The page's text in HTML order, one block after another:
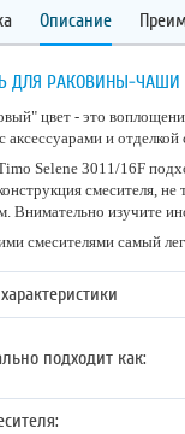
Описание
ДЛЯ РАКОВИНЫ-ЧАШИ
цвет - это
аксессуарами и
Selene 3011/16F
смесителя,
Внимательно изучите
смесителями самый
подходит как: